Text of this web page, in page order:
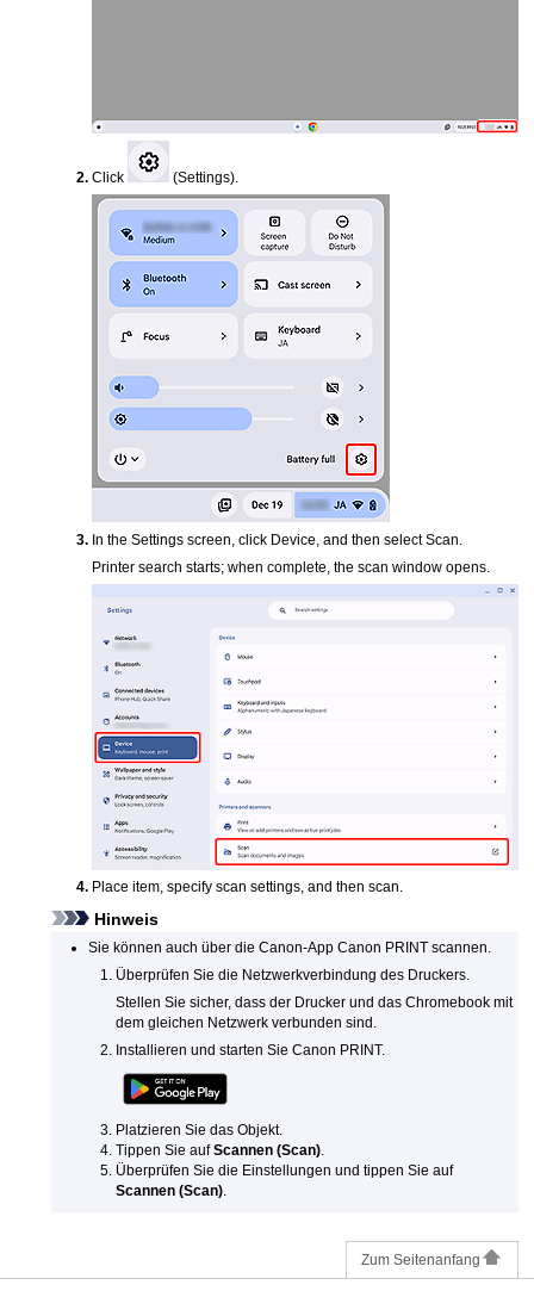
Click (Settings).
In the Settings screen, click Device , and then selectScan
Printer search starts; when complete, the scan window opens.
Place item, specify scan settings, and then scan.
Hinweis
Sie können auch über die Canon-App Canon PRINTscannen.
Überprüfen Sie die Netzwerkverbindung des Druckers
Stellen Sie sicher, dass der Drucker und dasChromebook mit
dem gleichen Netzwerk verbunden sind.
Installieren und starten SieCanon PRINT.
Platzieren Sie das Objekt.
Tippen Sie aufScannen (Scan)
Überprüfen Sie die Einstellungen und tippen Sie auf
Scannen (Scan)
Zum Seitenanfang